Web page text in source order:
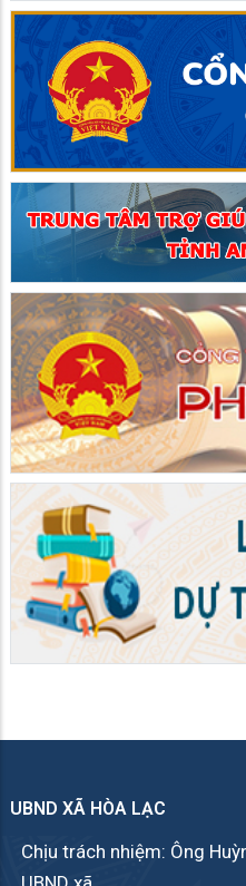
UBND XÃ HÒA LẠC
Chịu trách nhiệm: Ông